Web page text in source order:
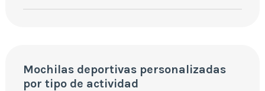
Mochilas deportivas personalizadas
por tipo de actividad